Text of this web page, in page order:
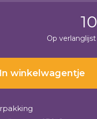
Op
In winkelwagentje